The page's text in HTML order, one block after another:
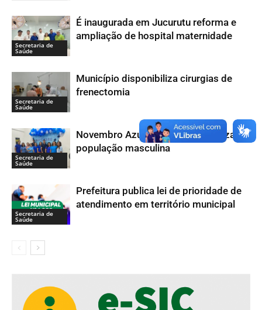
Secretaria de
Saúde
É inaugurada em Jucurutu reforma e
ampliação de hospital maternidade
Secretaria de
Saúde
Município disponibiliza cirurgias de
frenectomia
Secretaria de
Saúde
Novembro Azul: Saúde conscientiza
população masculina
Secretaria de
Saúde
Prefeitura publica lei de prioridade de
atendimento em território municipal